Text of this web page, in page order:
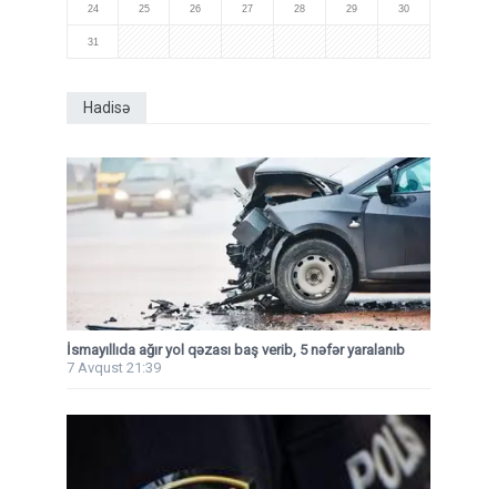
24 25 26 27 28 29 30
31
Hadisə
İsmayıllıda ağır yol qəzası baş verib, 5 nəfər yaralanıb
7 Avqust 21:39